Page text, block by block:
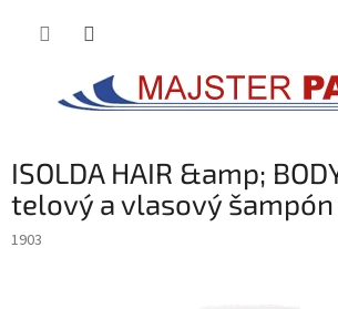
ISOLDA HAIR &amp;
telový a vlasový
1903